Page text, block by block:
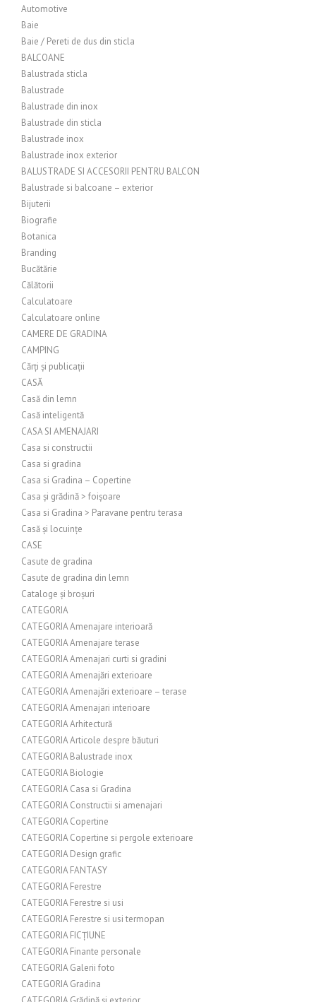
Automotive
Baie
Baie / Pereti de dus din sticla
BALCOANE
Balustrada sticla
Balustrade
Balustrade din inox
Balustrade din sticla
Balustrade inox
Balustrade inox exterior
BALUSTRADE SI ACCESORII PENTRU BALCON
Balustrade si balcoane – exterior
Bijuterii
Biografie
Botanica
Branding
Bucătărie
Călătorii
Calculatoare
Calculatoare online
CAMERE DE GRADINA
CAMPING
Cărți și publicații
CASĂ
Casă din lemn
Casă inteligentă
CASA SI AMENAJARI
Casa si constructii
Casa si gradina
Casa si Gradina – Copertine
Casa și grădină > foișoare
Casa si Gradina > Paravane pentru terasa
Casă și locuințe
CASE
Casute de gradina
Casute de gradina din lemn
Cataloge și broșuri
CATEGORIA
CATEGORIA Amenajare interioară
CATEGORIA Amenajare terase
CATEGORIA Amenajari curti si gradini
CATEGORIA Amenajări exterioare
CATEGORIA Amenajări exterioare – terase
CATEGORIA Amenajari interioare
CATEGORIA Arhitectură
CATEGORIA Articole despre băuturi
CATEGORIA Balustrade inox
CATEGORIA Biologie
CATEGORIA Casa si Gradina
CATEGORIA Constructii si amenajari
CATEGORIA Copertine
CATEGORIA Copertine si pergole exterioare
CATEGORIA Design grafic
CATEGORIA FANTASY
CATEGORIA Ferestre
CATEGORIA Ferestre si usi
CATEGORIA Ferestre si usi termopan
CATEGORIA FICȚIUNE
CATEGORIA Finante personale
CATEGORIA Galerii foto
CATEGORIA Gradina